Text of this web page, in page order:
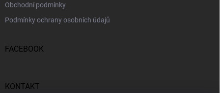
Obchodní podmínky
Podmínky ochrany osobních údajů
FACEBOOK
KONTAKT